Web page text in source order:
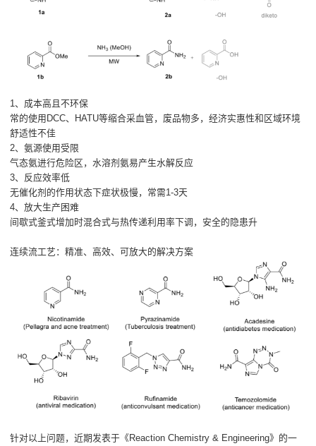
1、成本高且不环保
常的使用DCC、HATU等缩合采血管，废品物多，经济实惠性和区域环境
舒适性不佳
2、氨源使用受限
气态氨进行危险区，水溶剂氨易产生水解反应
3、反应效率低
无催化剂的作用状态下症状极慢，常需1-3天
4、放大生产困难
间歇式釜式增加时混合式与热传递利用率下调，安全的隐患升
连续流工艺：精准、高效、可放大的解决方案
针对以上问题，近期发表于《Reaction Chemistry & Engineering》的一